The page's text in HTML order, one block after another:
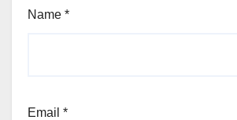
Name *
Email *